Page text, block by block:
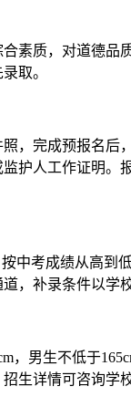
素质，对道德品
取。
，完成预报名后
护人工作证明。
中考成绩从高到
，补录条件以学
男生不低于
生详情可咨询学